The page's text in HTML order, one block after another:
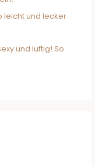
leicht und lecker
und luftig! So